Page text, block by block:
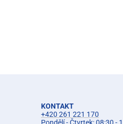
KONTAKT
+420 261 221 170